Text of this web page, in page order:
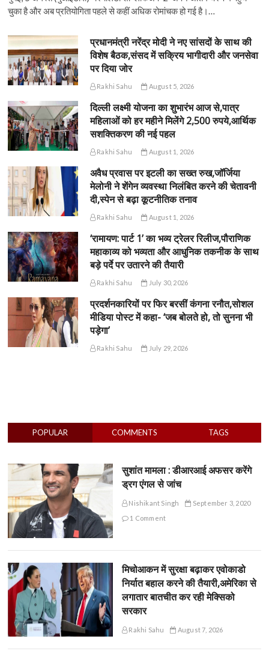
चुका है और अब प्रतियोगिता पहले से कहीं अधिक रोमांचक हो गई है।…
प्रधानमंत्री नरेंद्र मोदी ने नए सांसदों के साथ की
विशेष बैठक,संसद में सक्रिय भागीदारी और जनसेवा
पर दिया जोर
Rakhi Sahu August 5, 2026
दिल्ली लक्ष्मी योजना का शुभारंभ आज से,पात्र
महिलाओं को हर महीने मिलेंगे 2,500 रुपये,आर्थिक
सशक्तिकरण की नई पहल
Rakhi Sahu August 1, 2026
अवैध प्रवास पर इटली का सख्त रुख,जॉर्जिया
मेलोनी ने शेंगेन व्यवस्था निलंबित करने की चेतावनी
दी,स्पेन से बढ़ा कूटनीतिक तनाव
Rakhi Sahu August 1, 2026
‘रामायण: पार्ट 1’ का भव्य ट्रेलर रिलीज,पौराणिक
महाकाव्य को भव्यता और आधुनिक तकनीक के साथ
बड़े पर्दे पर उतारने की तैयारी
Rakhi Sahu July 30, 2026
प्रदर्शनकारियों पर फिर बरसीं कंगना रनौत,सोशल
मीडिया पोस्ट में कहा- ‘जब बोलते हो, तो सुनना भी
पड़ेगा’
Rakhi Sahu July 29, 2026
POPULAR COMMENTS TAGS
सुशांत मामला : डीआरआई अफसर करेंगे
ड्रग एंगल से जांच
Nishikant Singh
September 3, 2020
1 Comment
मिचोआकन में सुरक्षा बढ़ाकर एवोकाडो
निर्यात बहाल करने की तैयारी,अमेरिका से
लगातार बातचीत कर रही मेक्सिको
सरकार
Rakhi Sahu August 7, 2026